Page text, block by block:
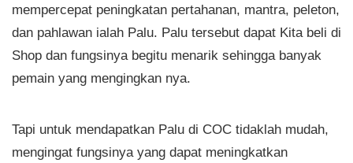
mempercepat peningkatan pertahanan, mantra, peleton,
dan pahlawan ialah Palu. Palu tersebut dapat Kita beli di
Shop dan fungsinya begitu menarik sehingga banyak
pemain yang mengingkan nya.
Tapi untuk mendapatkan Palu di COC tidaklah mudah,
mengingat fungsinya yang dapat meningkatkan